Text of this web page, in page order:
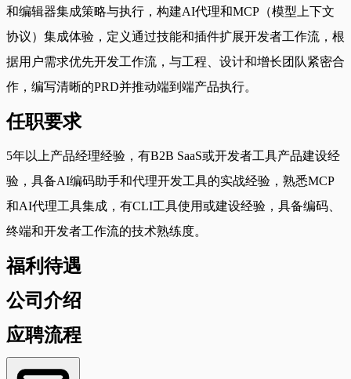
和编辑器集成策略与执行，构建AI代理和MCP（模型上下文
协议）集成体验，定义通过技能和插件扩展开发者工作流，根
据用户需求优先开发工作流，与工程、设计和增长团队紧密合
作，编写清晰的PRD并推动端到端产品执行。
任职要求
5年以上产品经理经验，有B2B SaaS或开发者工具产品建设经
验，具备AI编码助手和代理开发工具的实战经验，熟悉MCP
和AI代理工具集成，有CLI工具使用或建设经验，具备编码、
终端和开发者工作流的技术熟练度。
福利待遇
公司介绍
应聘流程